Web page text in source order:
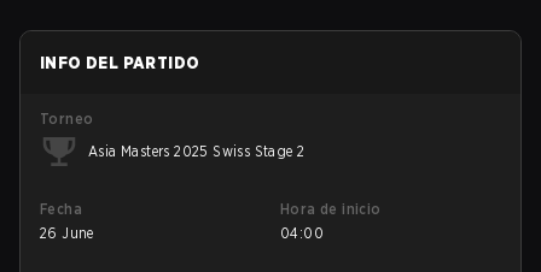
INFO DEL PARTIDO
Torneo
Asia Masters 2025 Swiss Stage 2
Fecha
26 June
Hora de inicio
04:00